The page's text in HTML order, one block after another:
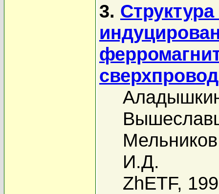
3.
И.Д.
ZhETF,